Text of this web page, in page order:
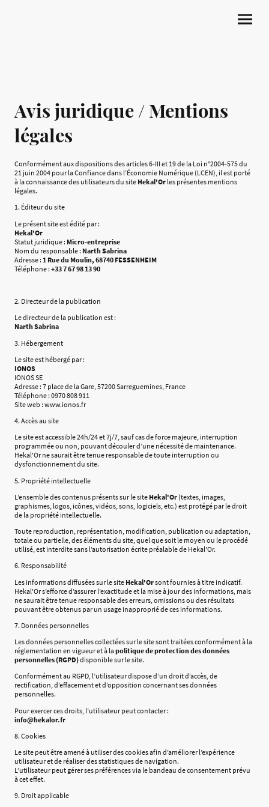
Avis juridique / Mentions
légales
Conformément aux dispositions des articles 6-III et 19 de la Loi n°2004-575 du
21 juin 2004 pour la Confiance dans l’Économie Numérique (LCEN), il est porté
à la connaissance des utilisateurs du site Hekal'Or les présentes mentions
légales.
1. Éditeur du site
Le présent site est édité par :
Hekal'Or
Statut juridique : Micro-entreprise
Nom du responsable : Narth Sabrina
Adresse : 1 Rue du Moulin, 68740 FESSENHEIM
Téléphone : +33 7 67 98 13 90
2. Directeur de la publication
Le directeur de la publication est :
Narth Sabrina
3. Hébergement
Le site est hébergé par :
IONOS
IONOS SE
Adresse : 7 place de la Gare, 57200 Sarreguemines, France
Téléphone : 0970 808 911
Site web : www.ionos.fr
4. Accès au site
Le site est accessible 24h/24 et 7j/7, sauf cas de force majeure, interruption
programmée ou non, pouvant découler d’une nécessité de maintenance.
Hekal'Or ne saurait être tenue responsable de toute interruption ou
dysfonctionnement du site.
5. Propriété intellectuelle
L’ensemble des contenus présents sur le site Hekal'Or (textes, images,
graphismes, logos, icônes, vidéos, sons, logiciels, etc.) est protégé par le droit
de la propriété intellectuelle.
Toute reproduction, représentation, modification, publication ou adaptation,
totale ou partielle, des éléments du site, quel que soit le moyen ou le procédé
utilisé, est interdite sans l’autorisation écrite préalable de Hekal'Or.
6. Responsabilité
Les informations diffusées sur le site Hekal'Orsont fournies à titre indicatif.
Hekal'Or s’efforce d’assurer l’exactitude et la mise à jour des informations, mais
ne saurait être tenue responsable des erreurs, omissions ou des résultats
pouvant être obtenus par un usage inapproprié de ces informations.
7. Données personnelles
Les données personnelles collectées sur le site sont traitées conformément à la
réglementation en vigueur et à lapolitique de protection des données
personnelles (RGPD)disponible sur le site.
Conformément au RGPD, l’utilisateur dispose d’un droit d’accès, de
rectification, d’effacement et d’opposition concernant ses données
personnelles.
Pour exercer ces droits, l’utilisateur peut contacter :
info@hekalor.fr
8. Cookies
Le site peut être amené à utiliser des cookies afin d’améliorer l’expérience
utilisateur et de réaliser des statistiques de navigation.
L’utilisateur peut gérer ses préférences via le bandeau de consentement prévu
à cet effet.
9. Droit applicable